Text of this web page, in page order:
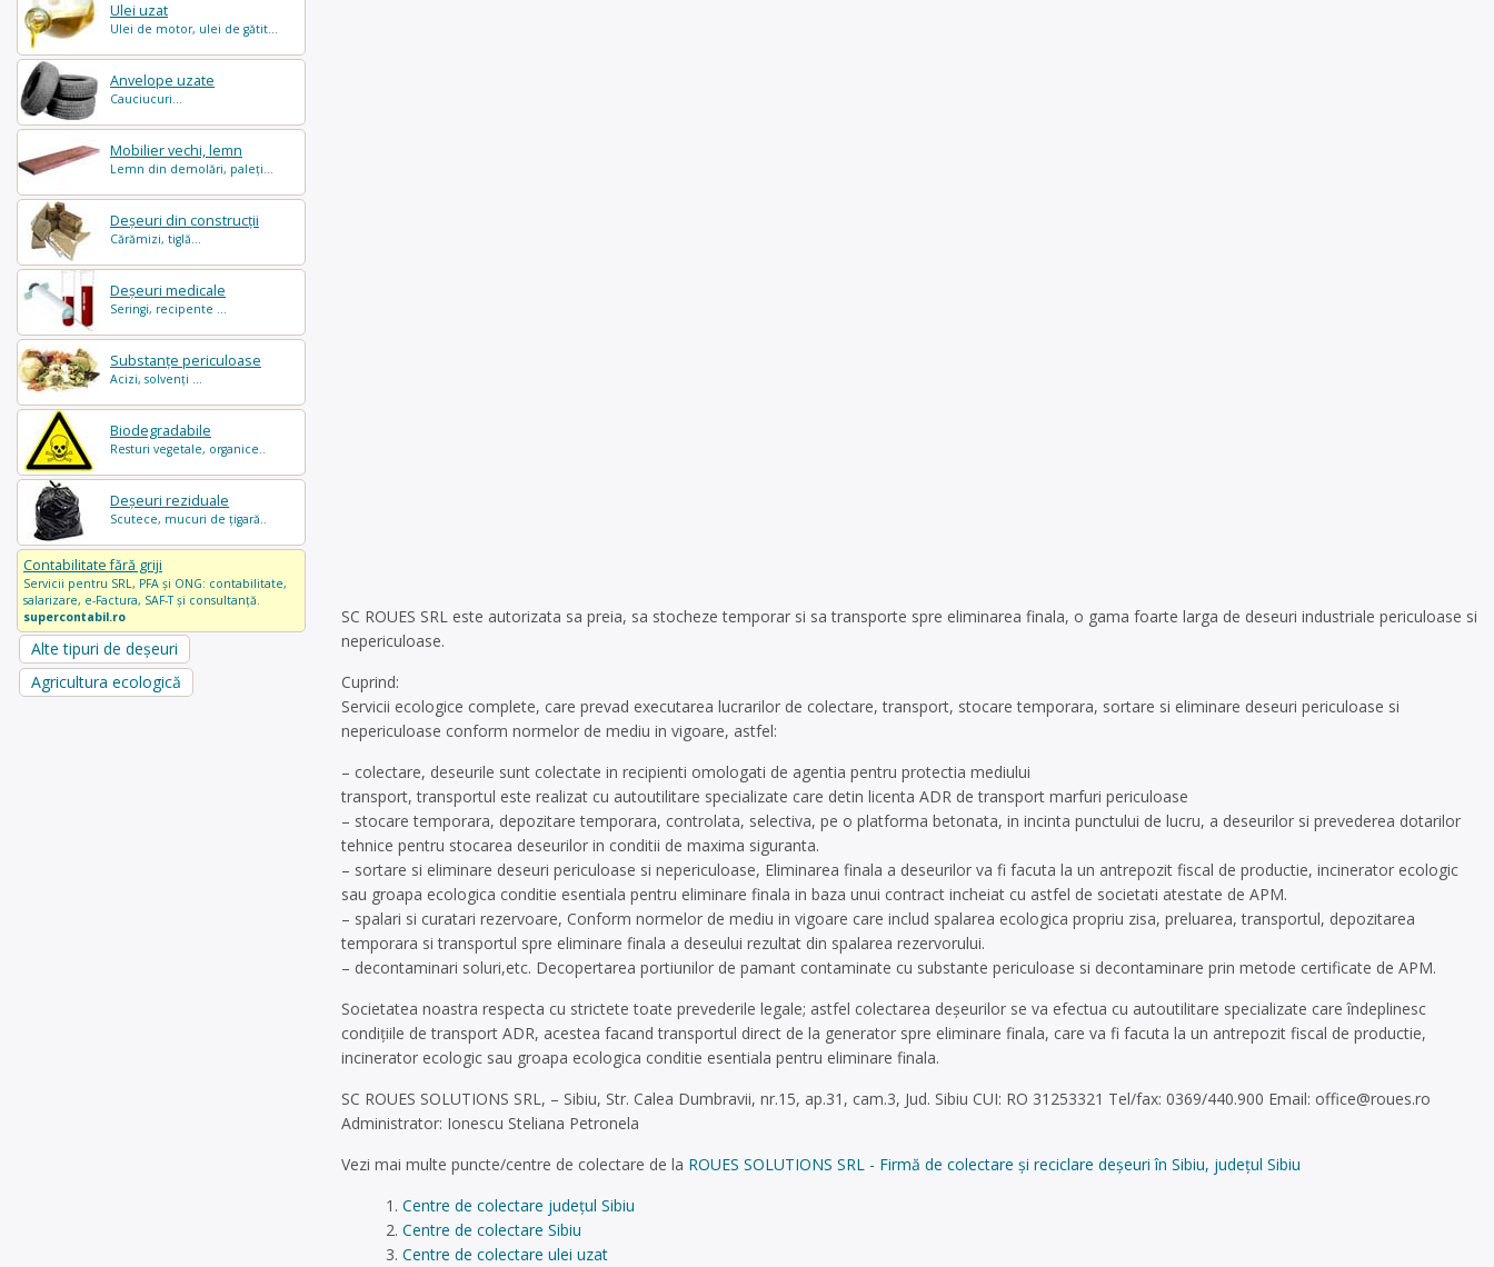
Ulei uzat
Ulei de motor, ulei de gătit...
Anvelope uzate
Cauciucuri...
Mobilier vechi, lemn
Lemn din demolări, paleți...
Deșeuri din construcții
Cărămizi, tiglă...
Deșeuri medicale
Seringi, recipente ...
Substanțe periculoase
Acizi, solvenți ...
Biodegradabile
Resturi vegetale, organice..
Deșeuri reziduale
Scutece, mucuri de țigară..
Contabilitate fără griji
Servicii pentru SRL, PFA și ONG: contabilitate,
salarizare, e-Factura, SAF-T și consultanță.
supercontabil.ro
Alte tipuri de deșeuri
Agricultura ecologică
SC ROUES SRL este autorizata sa preia, sa stocheze temporar si sa transporte spre eliminarea finala, o gama foarte larga de deseuri industriale periculoase si
nepericuloase.
Cuprind:
Servicii ecologice complete, care prevad executarea lucrarilor de colectare, transport, stocare temporara, sortare si eliminare deseuri periculoase si
nepericuloase conform normelor de mediu in vigoare, astfel:
– colectare, deseurile sunt colectate in recipienti omologati de agentia pentru protectia mediului
transport, transportul este realizat cu autoutilitare specializate care detin licenta ADR de transport marfuri periculoase
– stocare temporara, depozitare temporara, controlata, selectiva, pe o platforma betonata, in incinta punctului de lucru, a deseurilor si prevederea dotarilor
tehnice pentru stocarea deseurilor in conditii de maxima siguranta.
– sortare si eliminare deseuri periculoase si nepericuloase, Eliminarea finala a deseurilor va fi facuta la un antrepozit fiscal de productie, incinerator ecologic
sau groapa ecologica conditie esentiala pentru eliminare finala in baza unui contract incheiat cu astfel de societati atestate de APM.
– spalari si curatari rezervoare, Conform normelor de mediu in vigoare care includ spalarea ecologica propriu zisa, preluarea, transportul, depozitarea
temporara si transportul spre eliminare finala a deseului rezultat din spalarea rezervorului.
– decontaminari soluri,etc. Decopertarea portiunilor de pamant contaminate cu substante periculoase si decontaminare prin metode certificate de APM.
Societatea noastra respecta cu strictete toate prevederile legale; astfel colectarea deşeurilor se va efectua cu autoutilitare specializate care îndeplinesc
condiţiile de transport ADR, acestea facand transportul direct de la generator spre eliminare finala, care va fi facuta la un antrepozit fiscal de productie,
incinerator ecologic sau groapa ecologica conditie esentiala pentru eliminare finala.
SC ROUES SOLUTIONS SRL, – Sibiu, Str. Calea Dumbravii, nr.15, ap.31, cam.3, Jud. Sibiu CUI: RO 31253321 Tel/fax: 0369/440.900 Email: office@roues.ro
Administrator: Ionescu Steliana Petronela
Vezi mai multe puncte/centre de colectare de la ROUES SOLUTIONS SRL - Firmă de colectare și reciclare deșeuri în Sibiu, județul Sibiu
Centre de colectare județul Sibiu
Centre de colectare Sibiu
Centre de colectare ulei uzat